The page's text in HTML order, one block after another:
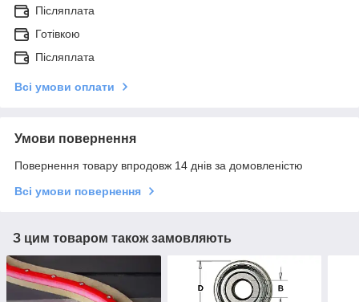
Післяплата
Готівкою
Післяплата
Всі умови оплати
Умови повернення
Повернення товару впродовж 14 днів за домовленістю
Всі умови повернення
З цим товаром також замовляють